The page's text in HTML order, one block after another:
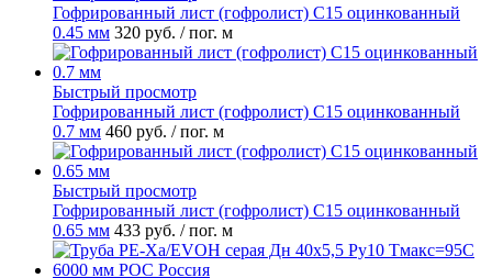
Гофрированный лист (гофролист) С15 оцинкованный
0.45 мм 320 руб. / пог. м
Быстрый просмотр
Гофрированный лист (гофролист) С15 оцинкованный
0.7 мм 460 руб. / пог. м
Быстрый просмотр
Гофрированный лист (гофролист) С15 оцинкованный
0.65 мм 433 руб. / пог. м